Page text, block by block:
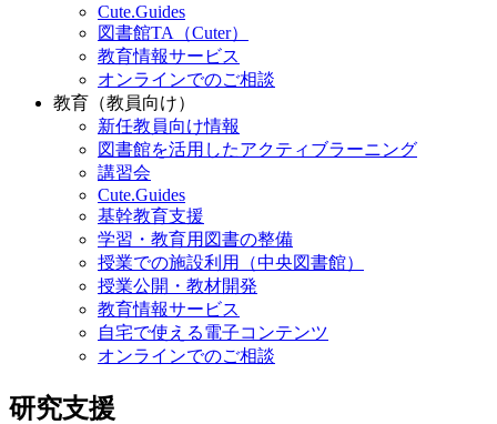
Cute.Guides
図書館TA（Cuter）
教育情報サービス
オンラインでのご相談
教育（教員向け）
新任教員向け情報
図書館を活用したアクティブラーニング
講習会
Cute.Guides
基幹教育支援
学習・教育用図書の整備
授業での施設利用（中央図書館）
授業公開・教材開発
教育情報サービス
自宅で使える電子コンテンツ
オンラインでのご相談
研究支援